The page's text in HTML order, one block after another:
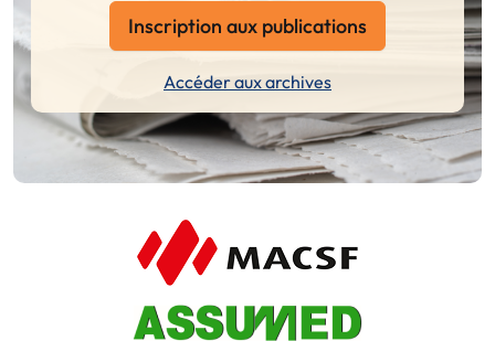
Inscription aux publications
Accéder aux archives